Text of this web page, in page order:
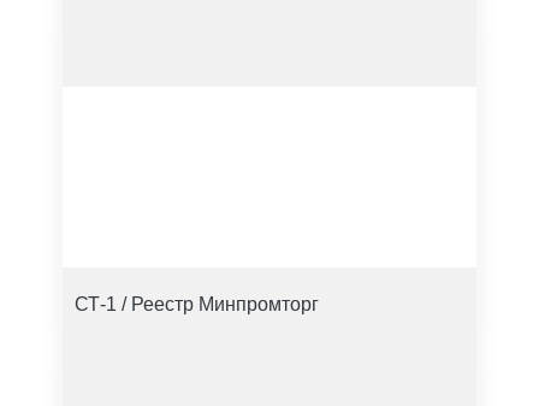
СТ-1 / Реестр Минпромторг